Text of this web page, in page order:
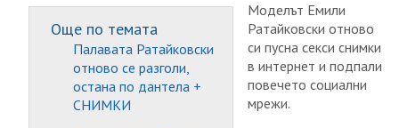
Още по темата
Палавата Ратайковски
отново се разголи,
остана по дантела +
СНИМКИ
Моделът Емили
Ратайковски отново
си пусна секси снимки
в интернет и подпали
повечето социални
мрежи.